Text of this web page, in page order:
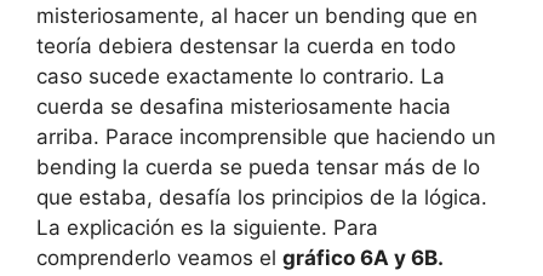
misteriosamente, al hacer un bending que en
teoría debiera destensar la cuerda en todo
caso sucede exactamente lo contrario. La
cuerda se desafina misteriosamente hacia
arriba. Parace incomprensible que haciendo un
bending la cuerda se pueda tensar más de lo
que estaba, desafía los principios de la lógica.
La explicación es la siguiente. Para
comprenderlo veamos el gráfico 6A y 6B.